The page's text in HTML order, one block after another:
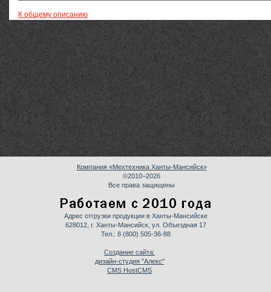
К общему описанию
Компания «Мехтехника Ханты-Мансийск»
©2010–2026
Все права защищены
Адрес отгрузки продукции в Ханты-Мансийске
628012, г. Ханты-Мансийск, ул. Объездная 17
Тел.: 8 (800) 505-36-88
Создание сайта:
дизайн-студия "Алекс"
CMS HostCMS